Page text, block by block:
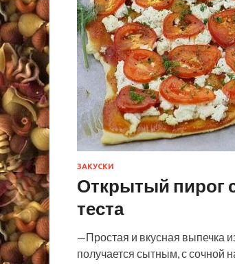
ЗАКУСКИ
Открытый пирог
теста
—Простая и вкусная выпечка
получается сытным, с сочной